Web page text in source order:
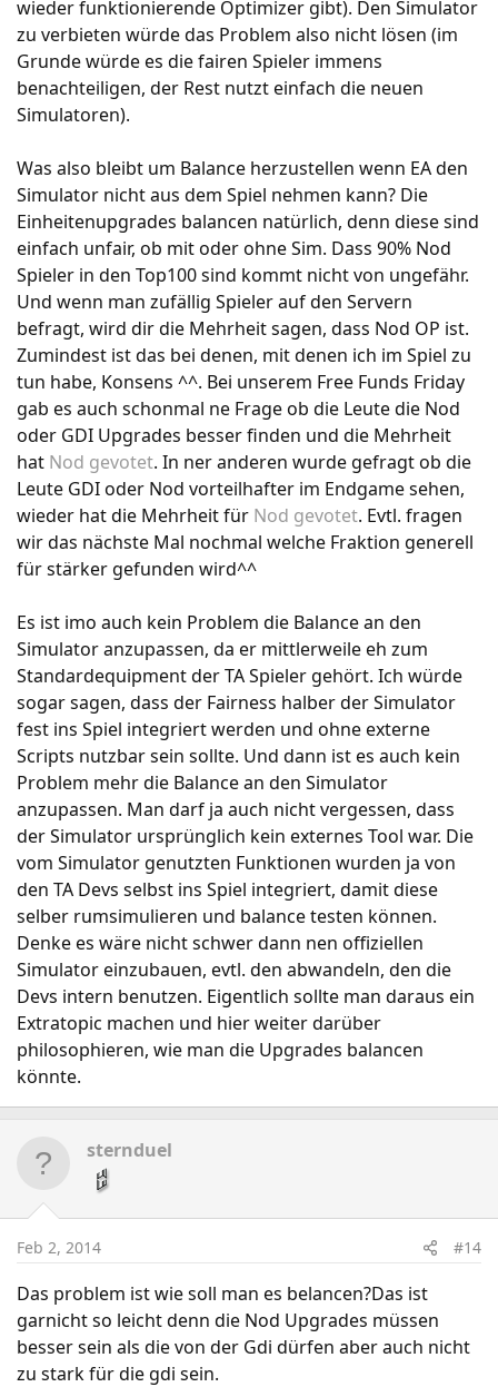
wieder funktionierende Optimizer gibt). Den Simulator
zu verbieten würde das Problem also nicht lösen (im
Grunde würde es die fairen Spieler immens
benachteiligen, der Rest nutzt einfach die neuen
Simulatoren).
Was also bleibt um Balance herzustellen wenn EA den
Simulator nicht aus dem Spiel nehmen kann? Die
Einheitenupgrades balancen natürlich, denn diese sind
einfach unfair, ob mit oder ohne Sim. Dass 90% Nod
Spieler in den Top100 sind kommt nicht von ungefähr.
Und wenn man zufällig Spieler auf den Servern
befragt, wird dir die Mehrheit sagen, dass Nod OP ist.
Zumindest ist das bei denen, mit denen ich im Spiel zu
tun habe, Konsens ^^. Bei unserem Free Funds Friday
gab es auch schonmal ne Frage ob die Leute die Nod
oder GDI Upgrades besser finden und die Mehrheit
hat Nod gevotet. In ner anderen wurde gefragt ob die
Leute GDI oder Nod vorteilhafter im Endgame sehen,
wieder hat die Mehrheit für Nod gevotet. Evtl. fragen
wir das nächste Mal nochmal welche Fraktion generell
für stärker gefunden wird^^
Es ist imo auch kein Problem die Balance an den
Simulator anzupassen, da er mittlerweile eh zum
Standardequipment der TA Spieler gehört. Ich würde
sogar sagen, dass der Fairness halber der Simulator
fest ins Spiel integriert werden und ohne externe
Scripts nutzbar sein sollte. Und dann ist es auch kein
Problem mehr die Balance an den Simulator
anzupassen. Man darf ja auch nicht vergessen, dass
der Simulator ursprünglich kein externes Tool war. Die
vom Simulator genutzten Funktionen wurden ja von
den TA Devs selbst ins Spiel integriert, damit diese
selber rumsimulieren und balance testen können.
Denke es wäre nicht schwer dann nen offiziellen
Simulator einzubauen, evtl. den abwandeln, den die
Devs intern benutzen. Eigentlich sollte man daraus ein
Extratopic machen und hier weiter darüber
philosophieren, wie man die Upgrades balancen
könnte.
sternduel
Feb 2, 2014 #14
Das problem ist wie soll man es belancen?Das ist
garnicht so leicht denn die Nod Upgrades müssen
besser sein als die von der Gdi dürfen aber auch nicht
zu stark für die gdi sein.